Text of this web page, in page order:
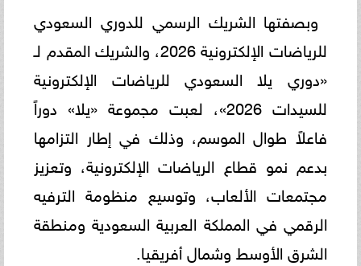
وبصفتها الشريك الرسمي للدوري السعودي
للرياضات الإلكترونية 2026، والشريك المقدم لـ
«دوري يلا السعودي للرياضات الإلكترونية
للسيدات 2026»، لعبت مجموعة «يلا» دوراً
فاعلاً طوال الموسم، وذلك في إطار التزامها
بدعم نمو قطاع الرياضات الإلكترونية، وتعزيز
مجتمعات الألعاب، وتوسيع منظومة الترفيه
الرقمي في المملكة العربية السعودية ومنطقة
الشرق الأوسط وشمال أفريقيا.